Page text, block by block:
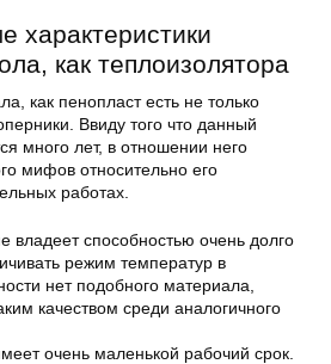
характеристики
как теплоизолятора
как пенопласт есть не только
Ввиду того что данный
много лет, в отношении него
мифов относительно его
работах.
владеет способностью очень долго
режим температур в
нет подобного материала,
качеством среди аналогичного
очень маленькой рабочий срок.